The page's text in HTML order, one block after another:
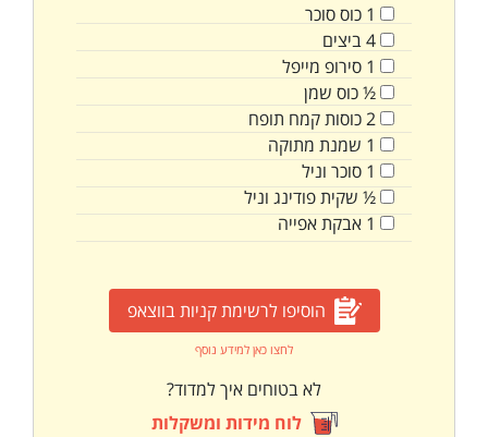
1 כוססוכר
4ביצים
1 סירופ מייפל
½כוס שמן
2כוסותקמח תופח
1 שמנת מתוקה
1 סוכר וניל
½ שקיתפודינג וניל
1 אבקת אפייה
הוסיפו לרשימת קניות בווצאפ
לחצו כאן למידע נוסף
לא בטוחים איך למדוד?
לוח מידות ומשקלות